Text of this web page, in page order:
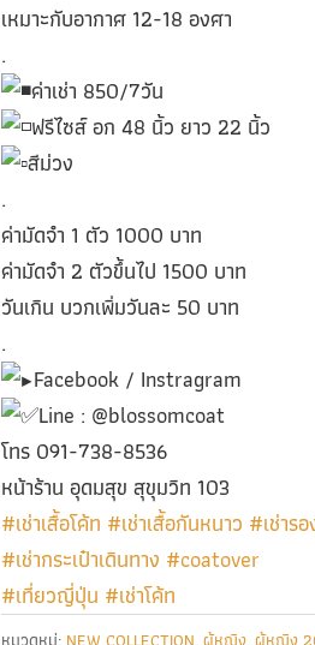
เหมาะกับอากาศ 12-18 องศา
.
ค่าเช่า 850/7วัน
ฟรีไซส์ อก 48 นิ้ว ยาว 22 นิ้ว
สีม่วง
.
ค่ามัดจำ 1 ตัว 1000 บาท
ค่ามัดจำ 2 ตัวขึ้นไป 1500 บาท
วันเกิน บวกเพิ่มวันละ 50 บาท
.
Facebook / Instragram
Line : @blossomcoat
โทร 091-738-8536
หน้าร้าน อุดมสุข สุขุมวิท 103
#เช่าเสื้อโค้ท #เช่าเสื้อกันหนาว #เช่าร
#เช่ากระเป๋าเดินทาง #coatover
#เที่ยวญี่ปุ่น #เช่าโค้ท